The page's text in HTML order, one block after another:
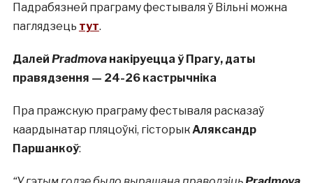
Падрабязней праграму фестываля ў Вільні можна
паглядзець тут.
Далей Pradmovaнакіруецца ў Прагу, даты
правядзення — 24-26 кастрычніка
Пра пражскую праграму фестываля расказаў
каардынатар пляцоўкі, гісторыкАляксандр
Паршанкоў: